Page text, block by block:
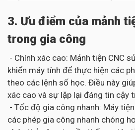
3. Ưu điểm của mảnh
trong gia công
- Chính xác cao: Mảnh tiện CNC
khiển máy tính để thực hiện các
theo các lệnh số học. Điều này
xác cao và sự lặp lại đáng tin cậy
- Tốc độ gia công nhanh: Máy
các phép gia công nhanh chóng